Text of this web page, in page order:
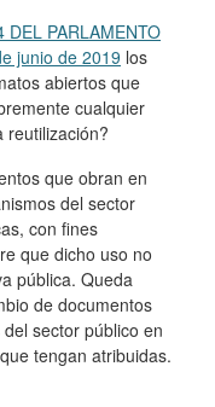
DEL PARLAMENTO
junio de 2019 los
abiertos que
cualquier
reutilización?
que obran en
del sector
con fines
que dicho uso no
pública. Queda
de documentos
sector público en
tengan atribuidas.